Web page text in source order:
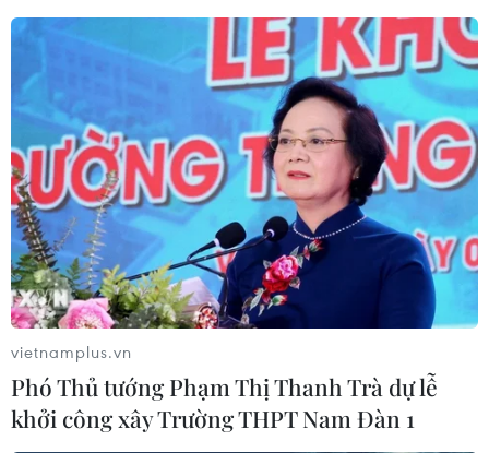
vietnamplus.vn
Phó Thủ tướng Phạm Thị Thanh Trà dự lễ
khởi công xây Trường THPT Nam Đàn 1